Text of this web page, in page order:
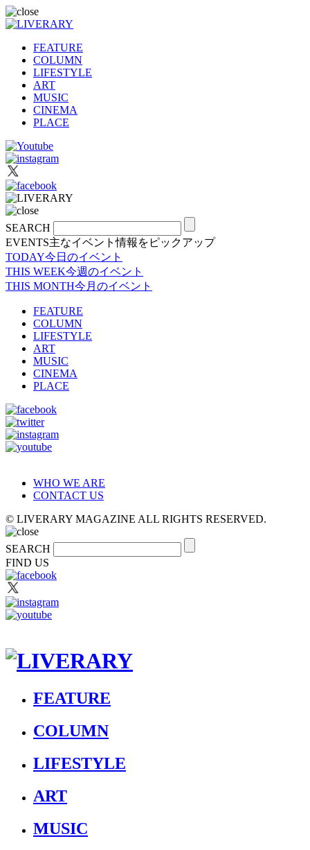
FEATURE
COLUMN
LIFESTYLE
ART
MUSIC
CINEMA
PLACE
SEARCH
EVENTS主なイベント情報をピックアップ
TODAY今日のイベント
THIS WEEK今週のイベント
THIS MONTH今月のイベント
FEATURE
COLUMN
LIFESTYLE
ART
MUSIC
CINEMA
PLACE
WHO WE ARE
CONTACT US
© LIVERARY MAGAZINE ALL RIGHTS RESERVED.
SEARCH
FIND US
FEATURE
COLUMN
LIFESTYLE
ART
MUSIC